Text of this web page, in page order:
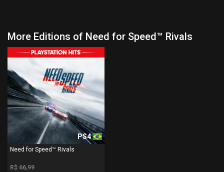
More Editions of Need for Speed™ Rivals
PS4
Need for Speed™ Rivals
R$ 66,99